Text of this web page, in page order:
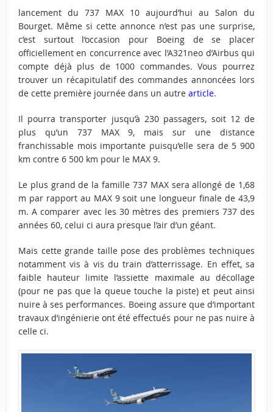
lancement du 737 MAX 10 aujourd’hui au Salon du
Bourget. Même si cette annonce n’est pas une surprise,
c’est surtout l’occasion pour Boeing de se placer
officiellement en concurrence avec l’A321neo d’Airbus qui
compte déjà plus de 1000 commandes. Vous pourrez
trouver un récapitulatif des commandes annoncées lors
de cette première journée dans un autre article.
Il pourra transporter jusqu’à 230 passagers, soit 12 de
plus qu’un 737 MAX 9, mais sur une distance
franchissable mois importante puisqu’elle sera de 5 900
km contre 6 500 km pour le MAX 9.
Le plus grand de la famille 737 MAX sera allongé de 1,68
m par rapport au MAX 9 soit une longueur finale de 43,9
m. A comparer avec les 30 mètres des premiers 737 des
années 60, celui ci aura presque l’air d’un géant.
Mais cette grande taille pose des problèmes techniques
notamment vis à vis du train d’atterrissage. En effet, sa
faible hauteur limite l’assiette maximale au décollage
(pour ne pas que la queue touche la piste) et peut ainsi
nuire à ses performances. Boeing assure que d’important
travaux d’ingénierie ont été effectués pour ne pas nuire à
celle ci.